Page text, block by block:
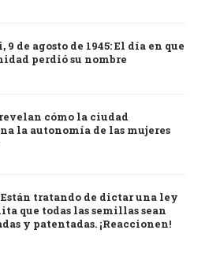
9 de agosto de 1945: El día en que
perdió su nombre
cómo la ciudad
la autonomía de las mujeres
tratando de dictar una ley
que todas las semillas sean
y patentadas. ¡Reaccionen!